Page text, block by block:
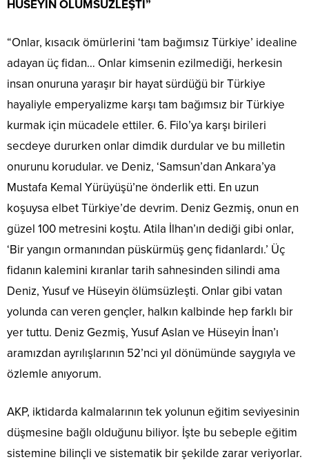
HÜSEYİN ÖLÜMSÜZLEŞTİ”
“Onlar, kısacık ömürlerini ‘tam bağımsız Türkiye’ idealine
adayan üç fidan… Onlar kimsenin ezilmediği, herkesin
insan onuruna yaraşır bir hayat sürdüğü bir Türkiye
hayaliyle emperyalizme karşı tam bağımsız bir Türkiye
kurmak için mücadele ettiler. 6. Filo’ya karşı birileri
secdeye dururken onlar dimdik durdular ve bu milletin
onurunu korudular. ve Deniz, ‘Samsun’dan Ankara’ya
Mustafa Kemal Yürüyüşü’ne önderlik etti. En uzun
koşuysa elbet Türkiye’de devrim. Deniz Gezmiş, onun en
güzel 100 metresini koştu. Atila İlhan’ın dediği gibi onlar,
‘Bir yangın ormanından püskürmüş genç fidanlardı.’ Üç
fidanın kalemini kıranlar tarih sahnesinden silindi ama
Deniz, Yusuf ve Hüseyin ölümsüzleşti. Onlar gibi vatan
yolunda can veren gençler, halkın kalbinde hep farklı bir
yer tuttu. Deniz Gezmiş, Yusuf Aslan ve Hüseyin İnan’ı
aramızdan ayrılışlarının 52’nci yıl dönümünde saygıyla ve
özlemle anıyorum.
AKP, iktidarda kalmalarının tek yolunun eğitim seviyesinin
düşmesine bağlı olduğunu biliyor. İşte bu sebeple eğitim
sistemine bilinçli ve sistematik bir şekilde zarar veriyorlar.